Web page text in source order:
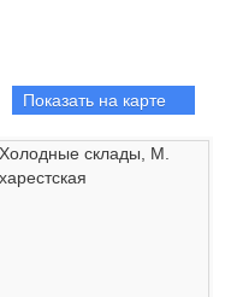
Показать на карте